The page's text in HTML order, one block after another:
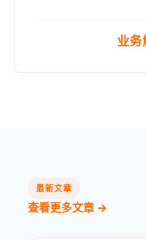
业务
最新文章
查看更多文章 →